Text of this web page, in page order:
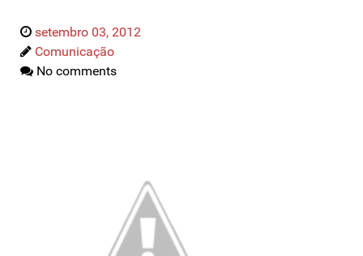
setembro 03, 2012
Comunicação
No comments